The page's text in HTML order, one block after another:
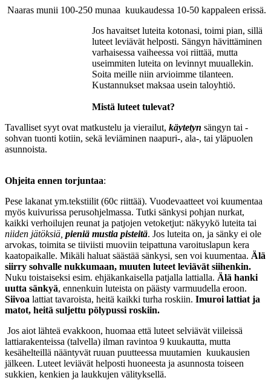
Naaras munii 100-250 munaa kuukaudessa 10-50 kappaleen erissä.
Jos havaitset luteita kotonasi, toimi pian, sillä
luteet leviävät helposti. Sängyn hävittäminen
varhaisessa vaiheessa voi riittää, mutta
useimmiten luteita on levinnyt muuallekin.
Soita meille niin arvioimme tilanteen.
Kustannukset maksaa usein taloyhtiö.
Mistä luteet tulevat?
Tavalliset syyt ovat matkustelu ja vierailut, käytetyn sängyn tai -
sohvan tuonti kotiin, sekä leviäminen naapuri-, ala-, tai yläpuolen
asunnoista.
Ohjeita ennen torjuntaa:
Pese lakanat ym.tekstiilit (60c riittää). Vuodevaatteet voi kuumentaa
myös kuivurissa perusohjelmassa. Tutki sänkysi pohjan nurkat,
kaikki verhoilujen reunat ja patjojen vetoketjut: näkyykö luteita tai
niiden jätöksiä, pieniä mustia pisteitä. Jos luteita on, ja sänky ei ole
arvokas, toimita se tiiviisti muoviin teipattuna varoituslapun kera
kaatopaikalle. Mikäli haluat säästää sänkysi, sen voi kuumentaa. Älä
siirry sohvalle nukkumaan, muuten luteet leviävät siihenkin.
Nuku toistaiseksi esim. ehjäkankaisella patjalla lattialla. Älä hanki
uutta sänkyä, ennenkuin luteista on päästy varmuudella eroon.
Siivoa lattiat tavaroista, heitä kaikki turha roskiin. Imuroi lattiat ja
matot, heitä suljettu pölypussi roskiin.
Jos aiot lähteä evakkoon, huomaa että luteet selviävät viileissä
lattiarakenteissa (talvella) ilman ravintoa 9 kuukautta, mutta
kesähelteillä nääntyvät ruuan puutteessa muutamien kuukausien
jälkeen. Luteet leviävät helposti huoneesta ja asunnosta toiseen
sukkien, kenkien ja laukkujen välityksellä.